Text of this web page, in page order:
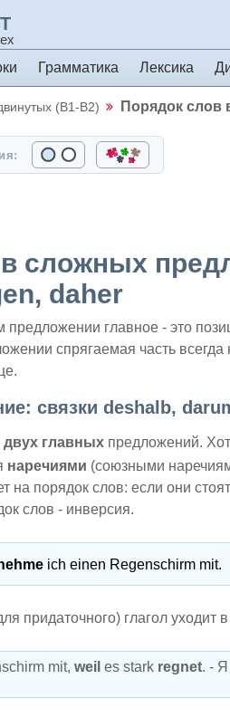
Грамматика Лексика
(B1-B2) Порядок слов
сложных
daher
предложении главное - это
спрягаемая часть
связки deshalb,
двух главных предложений.
наречиями (союзными
на порядок слов: если они
слов - инверсия.
ich einen Regenschirm mit.
придаточного) глагол уходит в
mit, weil es stark regnet. - Я